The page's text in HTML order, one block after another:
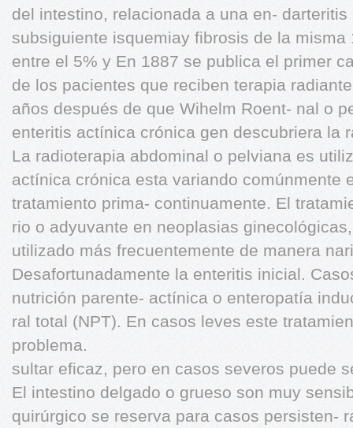
del intestino, relacionada a una en-
subsiguiente isquemiay fibrosis de la misma
entre el 5% y En 1887 se publica el primer
de los pacientes que reciben terapia
años después de que Wihelm Roent- nal o
enteritis actínica crónica gen descubriera la
La radioterapia abdominal o pelviana es
actínica crónica esta variando comúnmente
tratamiento prima- continuamente. El
rio o adyuvante en neoplasias
utilizado más frecuentemente de manera
Desafortunadamente la enteritis inicial.
nutrición parente- actínica o enteropatía
ral total (NPT). En casos leves este
problema.
sultar eficaz, pero en casos severos puede
El intestino delgado o grueso son muy
quirúrgico se reserva para casos persisten-